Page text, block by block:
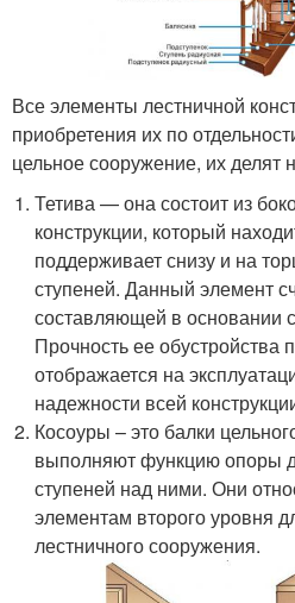
Все элементы лестничной
приобретения их по
цельное сооружение, их делят
Тетива — она состоит из
конструкции, который
поддерживает снизу и на
ступеней. Данный элемент
составляющей в основании
Прочность ее
отображается на
надежности всей
Косоуры – это балки
выполняют функцию опоры
ступеней над ними. Они
элементам второго уровня
лестничного сооружения.